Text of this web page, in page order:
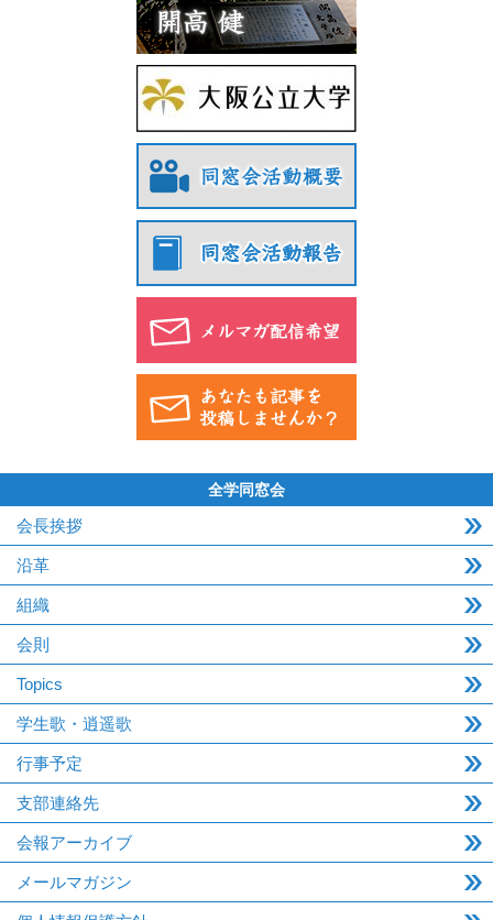
全学同窓会
会長挨拶
沿革
組織
会則
Topics
学生歌・逍遥歌
行事予定
支部連絡先
会報アーカイブ
メールマガジン